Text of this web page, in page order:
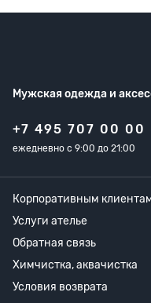
Мужская одежда и
+7 495 707 00 00
ежедневно с 9:00 до 21:00
Корпоративным
Услуги ателье
Обратная связь
Химчистка, аквачистка
Условия возврата